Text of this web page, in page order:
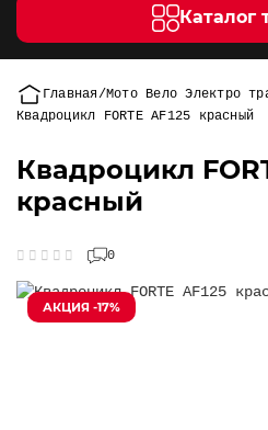
Каталог
Главная Мото Вело Электро
Квадроцикл FORTE AF125 красный
Квадроцикл
красный
0
АКЦИЯ -17%